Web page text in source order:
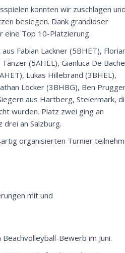
konnten wir zuschlagen
besiegen. Dank grandioser
eine Top 10-Platzierung.
Fabian Lackner (5BHET),
(5AHEL), Gianluca De Bache
Lukas Hillebrand (3BHEL),
Löcker (3BHBG), Ben
aus Hartberg, Steiermark,
wurden. Platz zwei ging an
an Salzburg.
organisierten Turnier
mit und
Bewerb im Juni.